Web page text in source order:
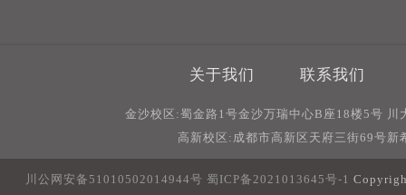
关于我们 联系我们
金沙校区:蜀金路1号金沙万瑞中心B座18楼5号
高新校区:成都市高新区天府三街69号
川公网安备51010502014944号 蜀ICP备2021013645号-1